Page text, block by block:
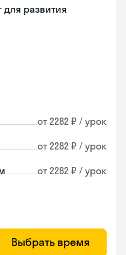
для развития
от 2282 ₽ / урок
от 2282 ₽ / урок
от 2282 ₽ / урок
Выбрать время